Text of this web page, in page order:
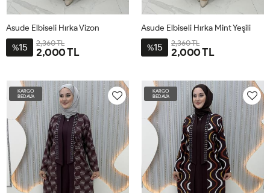
XL-
44-
46-
48
2XL-
50-
52
3XL-
54-
56
4XL-
58-
60
Asude Elbiseli Hırka Vizon
%15 2,360 TL
2,000 TL
XL-
44-
46-
48
2XL-
50-
52
3XL-
54-
56
4XL-
58-
60
Asude Elbiseli Hırka Mint Yeşili
%15 2,360 TL
2,000 TL
KARGO
BEDAVA
KARGO
BEDAVA